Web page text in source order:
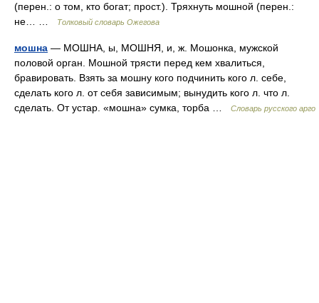
(перен.: о том, кто богат; прост.). Тряхнуть мошной (перен.:
не… …
Толковый словарь Ожегова
мошна — МОШНА, ы, МОШНЯ, и, ж. Мошонка, мужской
половой орган. Мошной трясти перед кем хвалиться,
бравировать. Взять за мошну кого подчинить кого л. себе,
сделать кого л. от себя зависимым; вынудить кого л. что л.
сделать. От устар. «мошна» сумка, торба …
Словарь русского арго